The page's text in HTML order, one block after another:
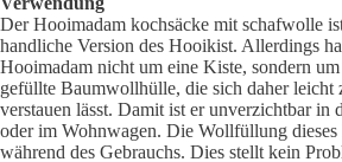
Der Hooimadam kochsäcke mit schafwolle
handliche Version des Hooikist. Allerdings
Hooimadam nicht um eine Kiste, sondern
gefüllte Baumwollhülle, die sich daher leicht
verstauen lässt. Damit ist er unverzichtbar in
oder im Wohnwagen. Die Wollfüllung dieses
während des Gebrauchs. Dies stellt kein